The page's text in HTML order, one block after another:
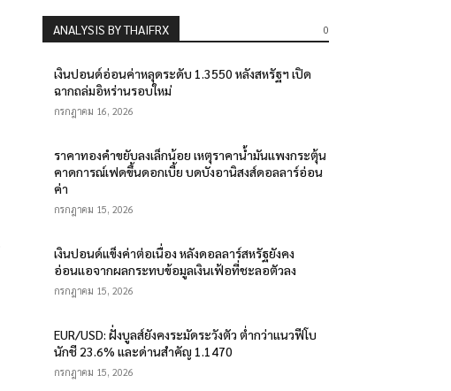
0
ANALYSIS BY THAIFRX
เงินปอนด์อ่อนค่าหลุดระดับ 1.3550 หลังสหรัฐฯ เปิด
ฉากถล่มอิหร่านรอบใหม่
กรกฎาคม 16, 2026
ราคาทองคำขยับลงเล็กน้อย เหตุราคาน้ำมันแพงกระตุ้น
คาดการณ์เฟดขึ้นดอกเบี้ย บดบังอานิสงส์ดอลลาร์อ่อน
ค่า
กรกฎาคม 15, 2026
เงินปอนด์แข็งค่าต่อเนื่อง หลังดอลลาร์สหรัฐยังคง
อ่อนแอจากผลกระทบข้อมูลเงินเฟ้อที่ชะลอตัวลง
กรกฎาคม 15, 2026
EUR/USD: ฝั่งบูลส์ยังคงระมัดระวังตัว ต่ำกว่าแนวฟีโบ
นักชี 23.6% และด่านสำคัญ 1.1470
กรกฎาคม 15, 2026